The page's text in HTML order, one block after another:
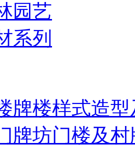
园艺
系列
牌楼样式造
牌坊门楼及